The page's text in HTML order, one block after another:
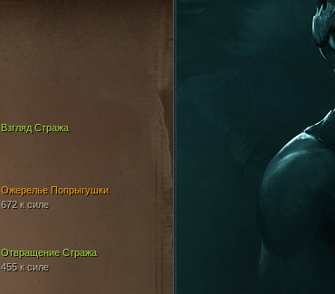
Взгляд Стража
Отвращение Стража
455 к силе
Ожерелье Попрыгушки
672 к силе